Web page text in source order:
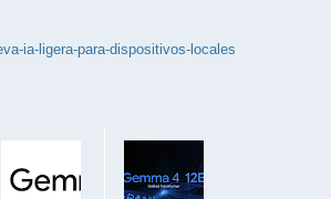
ia-ligera-para-dispositivos-locales